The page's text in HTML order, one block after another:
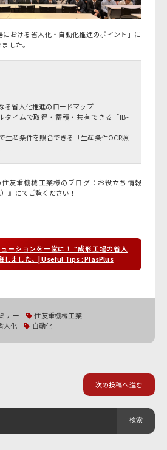
おける省人化・自動化推進のポイント」に
した。
る省人化推進のロードマップ
タイムで取得・蓄積・共有できる「IB-
生産条件を照合できる「生産条件OCR照
友重機械工業様のブログ：お役立ち情報
』にてご覧ください！
ーションを一堂に！ “成形工場の省人
しました。| Useful Tips : PlasPlus
ナー
住友重機械工業
人化 自動化
次の投稿へ進む